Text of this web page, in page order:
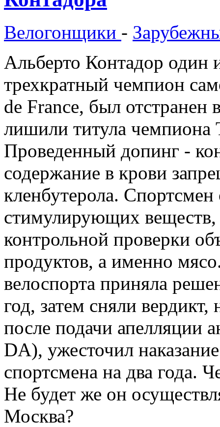
Велогонщики -
Альберто Контадор
трехкратный чемпион
de France, был отстранен
лишили титула чемпиона
Проведенный допинг -
содержание в крови
кленбутерола.
стимулирующих веществ,
контрольной проверки
продуктов, а именно
велоспорта приняла
год, затем сняли
после подачи апелляции
DA), ужесточил
спортсмена на два года.
Не будет же он
Москва?